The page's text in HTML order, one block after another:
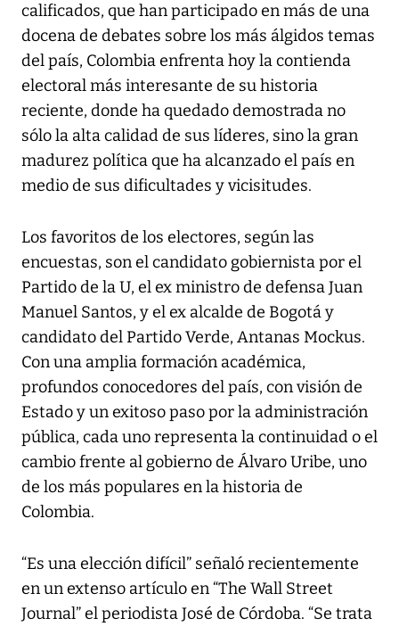
calificados, que han participado en más de una
docena de debates sobre los más álgidos temas
del país, Colombia enfrenta hoy la contienda
electoral más interesante de su historia
reciente, donde ha quedado demostrada no
sólo la alta calidad de sus líderes, sino la gran
madurez política que ha alcanzado el país en
medio de sus dificultades y vicisitudes.
Los favoritos de los electores, según las
encuestas, son el candidato gobiernista por el
Partido de la U, el ex ministro de defensa Juan
Manuel Santos, y el ex alcalde de Bogotá y
candidato del Partido Verde, Antanas Mockus.
Con una amplia formación académica,
profundos conocedores del país, con visión de
Estado y un exitoso paso por la administración
pública, cada uno representa la continuidad o el
cambio frente al gobierno de Álvaro Uribe, uno
de los más populares en la historia de
Colombia.
“Es una elección difícil” señaló recientemente
en un extenso artículo en “The Wall Street
Journal” el periodista José de Córdoba. “Se trata